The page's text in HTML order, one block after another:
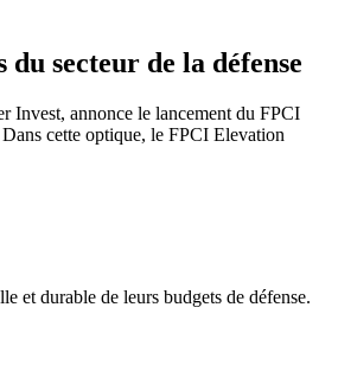
secteur de la défense
Invest, annonce le lancement du FPCI
cette optique, le FPCI Elevation
et durable de leurs budgets de défense.